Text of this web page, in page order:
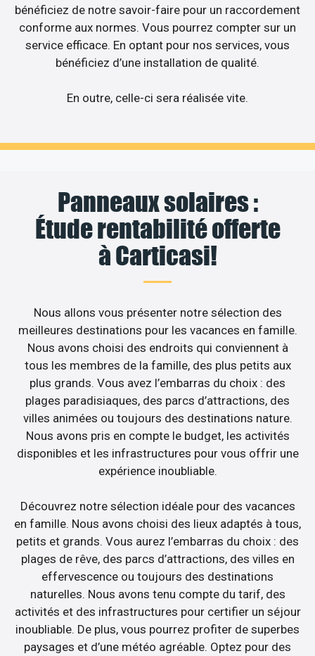
bénéficiez de notre savoir-faire pour un raccordement
conforme aux normes. Vous pourrez compter sur un
service efficace. En optant pour nos services, vous
bénéficiez d’une installation de qualité.
En outre, celle-ci sera réalisée vite.
Panneaux solaires :
Étude rentabilité offerte
à Carticasi!
Nous allons vous présenter notre sélection des
meilleures destinations pour les vacances en famille.
Nous avons choisi des endroits qui conviennent à
tous les membres de la famille, des plus petits aux
plus grands. Vous avez l’embarras du choix : des
plages paradisiaques, des parcs d’attractions, des
villes animées ou toujours des destinations nature.
Nous avons pris en compte le budget, les activités
disponibles et les infrastructures pour vous offrir une
expérience inoubliable.
Découvrez notre sélection idéale pour des vacances
en famille. Nous avons choisi des lieux adaptés à tous,
petits et grands. Vous aurez l’embarras du choix : des
plages de rêve, des parcs d’attractions, des villes en
effervescence ou toujours des destinations
naturelles. Nous avons tenu compte du tarif, des
activités et des infrastructures pour certifier un séjour
inoubliable. De plus, vous pourrez profiter de superbes
paysages et d’une météo agréable. Optez pour des